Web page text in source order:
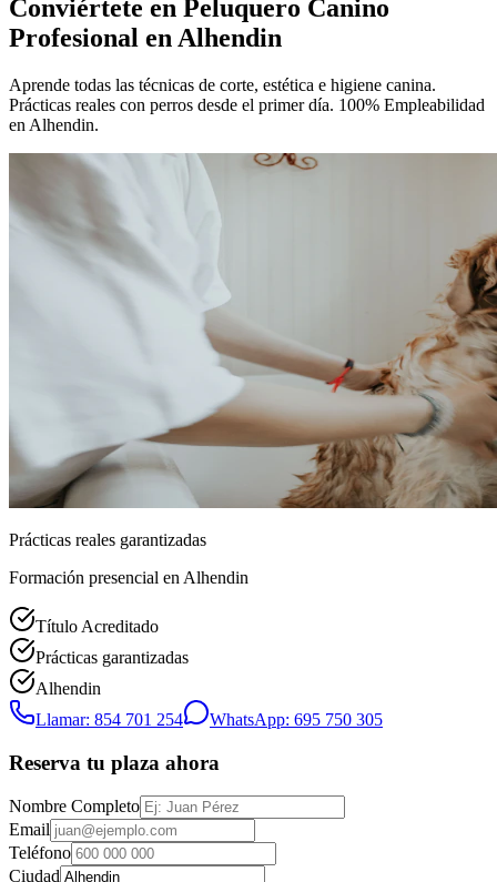
Conviértete en Peluquero Canino
Profesional en Alhendin
Aprende todas las técnicas de corte, estética e higiene canina.
Prácticas reales con perros desde el primer día. 100% Empleabilidad
en Alhendin.
Prácticas reales garantizadas
Formación presencial en Alhendin
Título Acreditado
Prácticas garantizadas
Alhendin
Llamar: 854 701 254
WhatsApp: 695 750 305
Reserva tu plaza ahora
Nombre Completo
Email
Teléfono
Ciudad